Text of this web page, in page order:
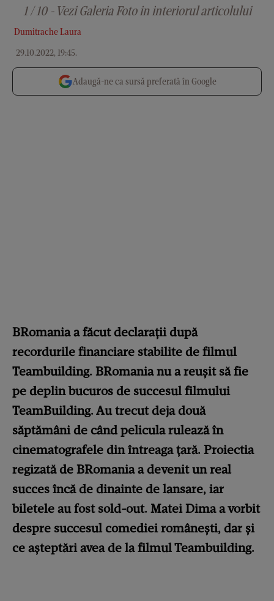
Dumitrache Laura
29.10.2022, 19:45.
1 / 10 - Vezi Galeria Foto in interiorul articolului
Adaugă-ne ca sursă preferată în Google
BRomania a făcut declarații după
recordurile financiare stabilite de filmul
Teambuilding. BRomania nu a reușit să fie
pe deplin bucuros de succesul filmului
TeamBuilding. Au trecut deja două
săptămâni de când pelicula rulează în
cinematografele din întreaga țară. Proiectia
regizată de BRomania a devenit un real
succes încă de dinainte de lansare, iar
biletele au fost sold-out. Matei Dima a vorbit
despre succesul comediei românești, dar și
ce așteptări avea de la filmul Teambuilding.